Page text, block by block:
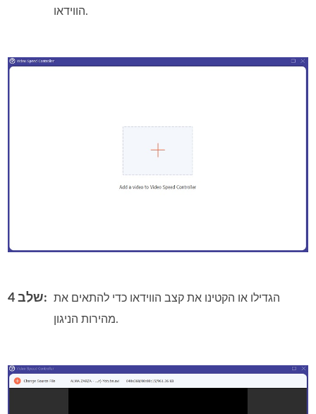
הווידאו.
שלב 4:
הגדילו או הקטינו את קצב הווידאו כדי להתאים את
מהירות הניגון.